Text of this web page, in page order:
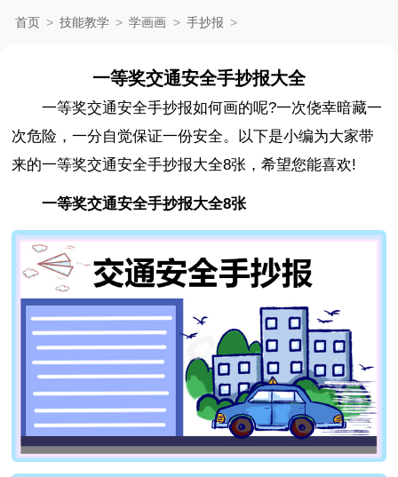
首页 > 技能教学 > 学画画 > 手抄报 >
一等奖交通安全手抄报大全
一等奖交通安全手抄报如何画的呢?一次侥幸暗藏一
次危险，一分自觉保证一份安全。以下是小编为大家带
来的一等奖交通安全手抄报大全8张，希望您能喜欢!
一等奖交通安全手抄报大全8张